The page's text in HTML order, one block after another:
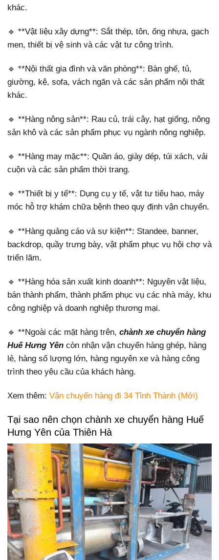
khác.
🔹 **Vật liệu xây dựng**: Sắt thép, tôn, ống nhựa, gạch
men, thiết bị vệ sinh và các vật tư công trình.
🔹 **Nội thất gia đình và văn phòng**: Bàn ghế, tủ,
giường, kệ, sofa, vách ngăn và các sản phẩm nội thất
khác.
🔹 **Hàng nông sản**: Rau củ, trái cây, hạt giống, nông
sản khô và các sản phẩm phục vụ ngành nông nghiệp.
🔹 **Hàng may mặc**: Quần áo, giày dép, túi xách, vải
cuộn và các sản phẩm thời trang.
🔹 **Thiết bị y tế**: Dụng cụ y tế, vật tư tiêu hao, máy
móc hỗ trợ khám chữa bệnh theo quy định vận chuyển.
🔹 **Hàng quảng cáo và sự kiện**: Standee, banner,
backdrop, quầy trưng bày, vật phẩm phục vụ hội chợ và
triển lãm.
🔹 **Hàng hóa sản xuất kinh doanh**: Nguyên vật liệu,
bán thành phẩm, thành phẩm phục vụ các nhà máy, khu
công nghiệp và doanh nghiệp thương mại.
🔹 **Ngoài các mặt hàng trên, chành xe chuyển hàng
Huế Hưng Yên còn nhận vận chuyển hàng ghép, hàng
lẻ, hàng số lượng lớn, hàng nguyên xe và hàng công
trình theo yêu cầu của khách hàng.
Xem thêm: Vận chuyển hàng đi 34 Tỉnh Thành (Mới)
Tại sao nên chọn chành xe chuyển hàng Huế
Hưng Yên của Thiên Hà